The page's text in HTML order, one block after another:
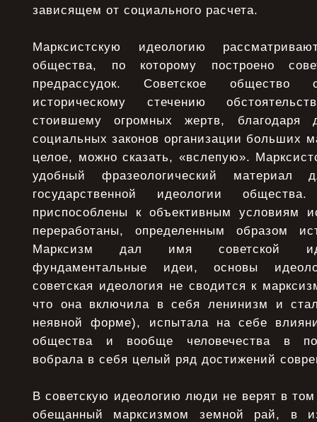
зависящем от социального расчета.
Марксистскую идеологию
общества, по которому построено
предрассудок. Советское общество
историческому стечению
стоившему огромных жертв, благодаря
социальных законов организации больших
целое, можно сказать, «вслепую».
удобный фразеологический материал
государственной идеологии
приспособлены к объективным условиям
переработаны, определенным образом
Марксизм дал имя советской
фундаментальные идеи, основы
советская идеология не сводится к
что она включила в себя ленинизм и
неявной форме), испытала на себе
общества и вообще человечества в
вобрала в себя целый ряд достижений
В советскую идеологию люди не верят в
обещанный марксизмом земной рай, в